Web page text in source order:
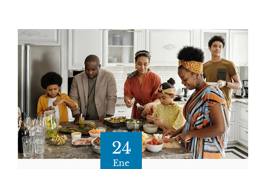
24
Ene